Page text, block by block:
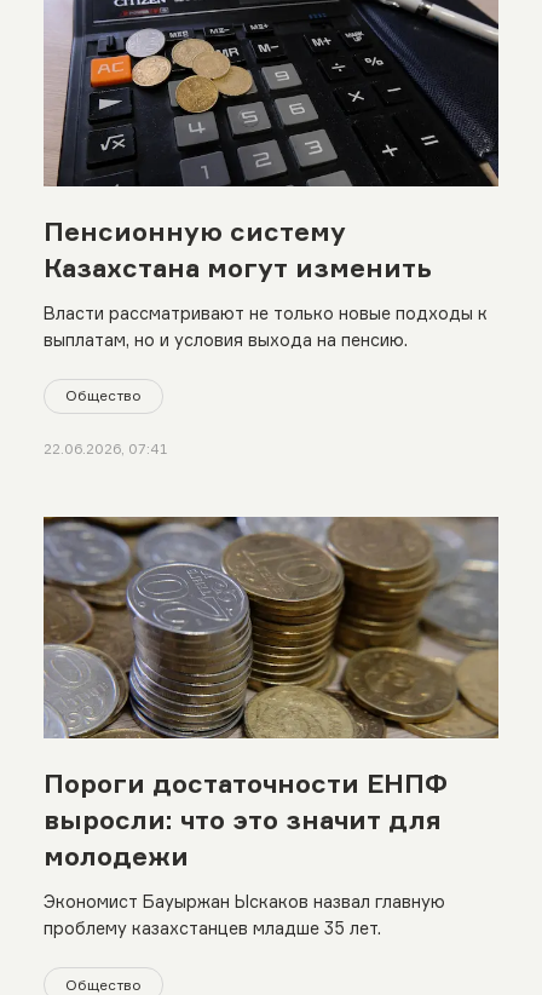
Пенсионную систему
Казахстана могут изменить
Власти рассматривают не только новые подходы к
выплатам, но и условия выхода на пенсию.
Общество
22.06.2026, 07:41
Пороги достаточности ЕНПФ
выросли: что это значит для
молодежи
Экономист Бауыржан Ыскаков назвал главную
проблему казахстанцев младше 35 лет.
Общество